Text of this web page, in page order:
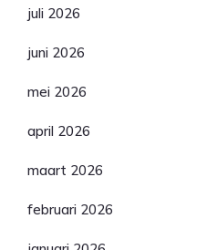
juli 2026
juni 2026
mei 2026
april 2026
maart 2026
februari 2026